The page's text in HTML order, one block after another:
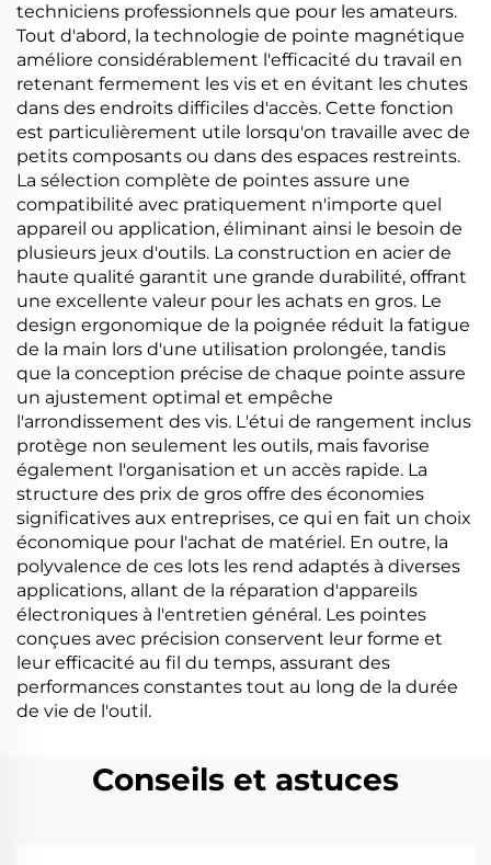
techniciens professionnels que pour les amateurs.
Tout d'abord, la technologie de pointe magnétique
améliore considérablement l'efficacité du travail en
retenant fermement les vis et en évitant les chutes
dans des endroits difficiles d'accès. Cette fonction
est particulièrement utile lorsqu'on travaille avec de
petits composants ou dans des espaces restreints.
La sélection complète de pointes assure une
compatibilité avec pratiquement n'importe quel
appareil ou application, éliminant ainsi le besoin de
plusieurs jeux d'outils. La construction en acier de
haute qualité garantit une grande durabilité, offrant
une excellente valeur pour les achats en gros. Le
design ergonomique de la poignée réduit la fatigue
de la main lors d'une utilisation prolongée, tandis
que la conception précise de chaque pointe assure
un ajustement optimal et empêche
l'arrondissement des vis. L'étui de rangement inclus
protège non seulement les outils, mais favorise
également l'organisation et un accès rapide. La
structure des prix de gros offre des économies
significatives aux entreprises, ce qui en fait un choix
économique pour l'achat de matériel. En outre, la
polyvalence de ces lots les rend adaptés à diverses
applications, allant de la réparation d'appareils
électroniques à l'entretien général. Les pointes
conçues avec précision conservent leur forme et
leur efficacité au fil du temps, assurant des
performances constantes tout au long de la durée
de vie de l'outil.
Conseils et astuces